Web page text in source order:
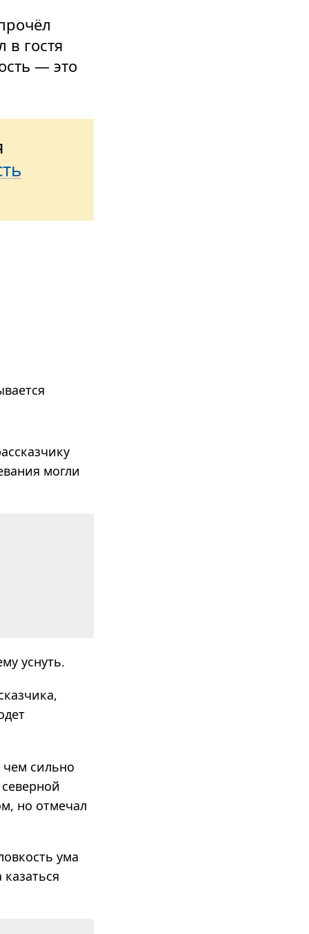
в гостя
— это
могли
уснуть.
чем сильно
но отмечал
ума